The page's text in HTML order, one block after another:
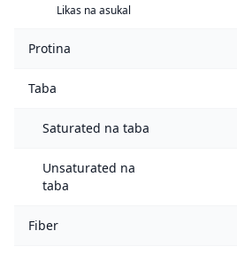
Likas na asukal
Protina
Taba
Saturated na taba
Unsaturated na
taba
Fiber